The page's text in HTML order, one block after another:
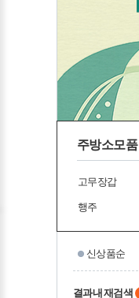
주방소모품
고무장갑
행주
신상품순
결과내 재검색